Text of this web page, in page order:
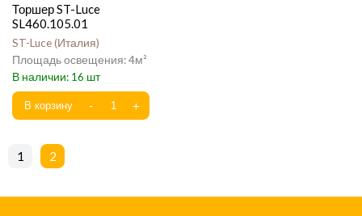
Торшер ST-Luce
SL460.105.01
ST-Luce Италия
4
16
1 2